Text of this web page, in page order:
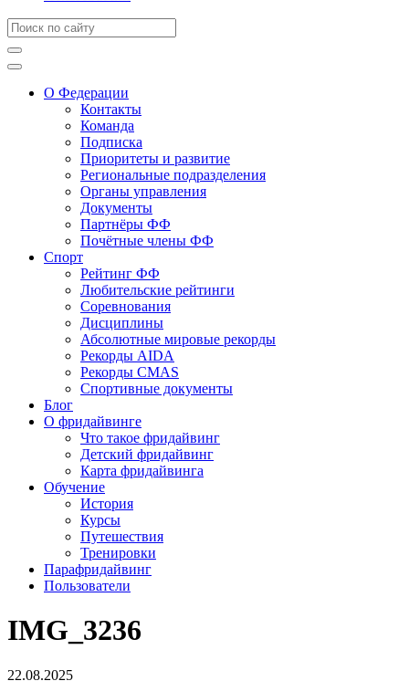
О Федерации
Контакты
Команда
Подписка
Приоритеты и развитие
Региональные подразделения
Органы управления
Документы
Партнёры ФФ
Почётные члены ФФ
Спорт
Рейтинг ФФ
Любительские рейтинги
Соревнования
Дисциплины
Абсолютные мировые рекорды
Рекорды AIDA
Рекорды CMAS
Спортивные документы
Блог
О фридайвинге
Что такое фридайвинг
Детский фридайвинг
Карта фридайвинга
Обучение
История
Курсы
Путешествия
Тренировки
Парафридайвинг
Пользователи
IMG_3236
22.08.2025